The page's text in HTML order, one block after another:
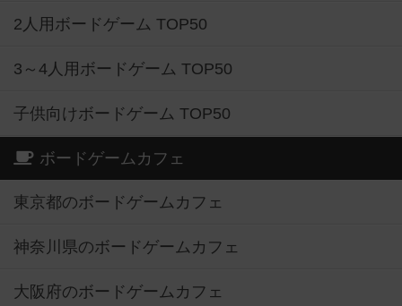
2人用ボードゲーム TOP50
3～4人用ボードゲーム TOP50
子供向けボードゲーム TOP50
ボードゲームカフェ
東京都のボードゲームカフェ
神奈川県のボードゲームカフェ
大阪府のボードゲームカフェ